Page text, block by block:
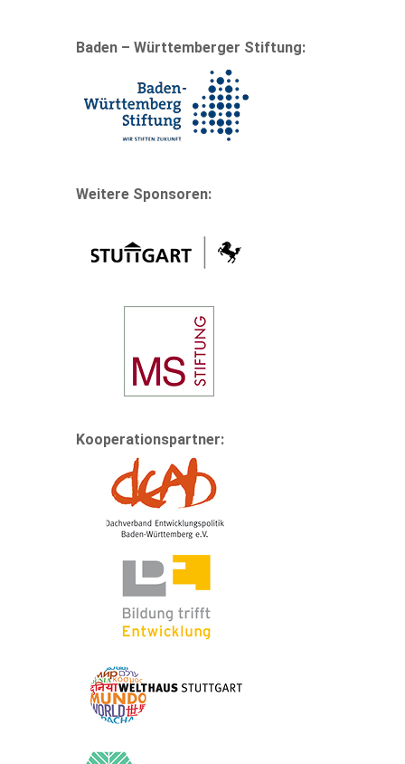
Baden – Württemberger Stiftung:
Weitere Sponsoren:
Kooperationspartner: